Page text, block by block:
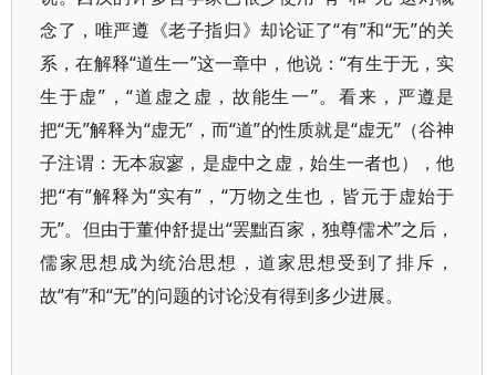
念了，唯严遵《老子指归》却论证了“有”和“无”的关
系，在解释“道生一”这一章中，他说：“有生于无，实
生于虚”，“道虚之虚，故能生一”。看来，严遵是
把“无”解释为“虚无”，而“道”的性质就是“虚无”（谷神
子注谓：无本寂寥，是虚中之虚，始生一者也），他
把“有”解释为“实有”，“万物之生也，皆元于虚始于
无”。但由于董仲舒提出“罢黜百家，独尊儒术”之后，
儒家思想成为统治思想，道家思想受到了排斥，
故“有”和“无”的问题的讨论没有得到多少进展。